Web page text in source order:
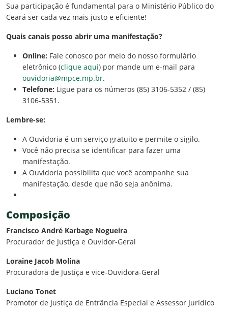
Sua participação é fundamental para o Ministério Público do
Ceará ser cada vez mais justo e eficiente!
Quais canais posso abrir uma manifestação?
Online: Fale conosco por meio do nosso formulário
eletrônico (clique aqui) por mande um e-mail para
ouvidoria@mpce.mp.br.
Telefone: Ligue para os números (85) 3106-5352 / (85)
3106-5351.
Lembre-se:
A Ouvidoria é um serviço gratuito e permite o sigilo.
Você não precisa se identificar para fazer uma
manifestação.
A Ouvidoria possibilita que você acompanhe sua
manifestação, desde que não seja anônima.
Composição
Francisco André Karbage Nogueira
Procurador de Justiça e Ouvidor-Geral
Loraine Jacob Molina
Procuradora de Justiça e vice-Ouvidora-Geral
Luciano Tonet
Promotor de Justiça de Entrância Especial e Assessor Jurídico